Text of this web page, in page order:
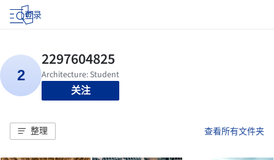
登录
关注
整理 查看所有文件夹